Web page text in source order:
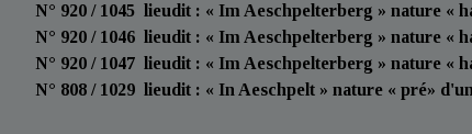
N° 920 / 1045 lieudit : « Im Aeschpelterberg » nature «
N° 920 / 1046 lieudit : « Im Aeschpelterberg » nature «
N° 920 / 1047 lieudit : « Im Aeschpelterberg » nature «
N° 808 / 1029 lieudit : « In Aeschpelt » nature « pré»